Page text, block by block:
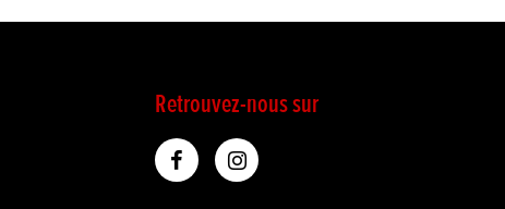
Retrouvez-nous sur